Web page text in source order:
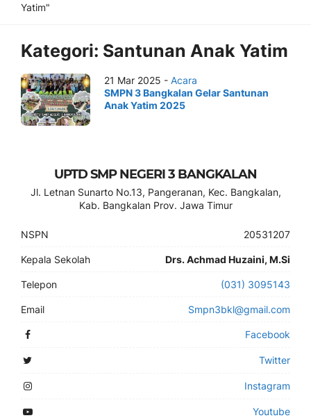
Yatim"
Kategori: Santunan Anak Yatim
21 Mar 2025 - Acara
SMPN 3 Bangkalan Gelar Santunan
Anak Yatim 2025
UPTD SMP NEGERI 3 BANGKALAN
Jl. Letnan Sunarto No.13, Pangeranan, Kec. Bangkalan,
Kab. Bangkalan Prov. Jawa Timur
NSPN 20531207
Kepala Sekolah Drs. Achmad Huzaini, M.Si
Telepon (031) 3095143
Email Smpn3bkl@gmail.com
Facebook
Twitter
Instagram
Youtube